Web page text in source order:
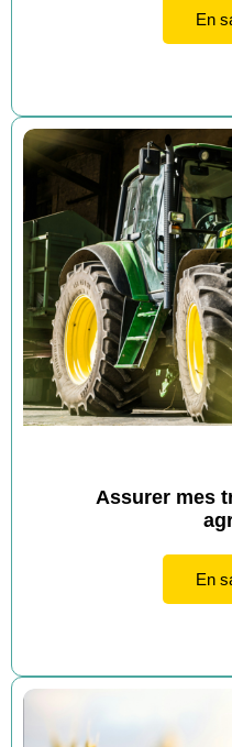
En
Assurer mes
En